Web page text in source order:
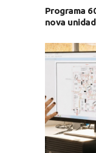
Programa
nova